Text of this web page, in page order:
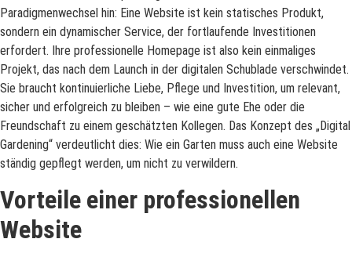
Paradigmenwechsel hin: Eine Website ist kein statisches Produkt,
sondern ein dynamischer Service, der fortlaufende Investitionen
erfordert. Ihre professionelle Homepage ist also kein einmaliges
Projekt, das nach dem Launch in der digitalen Schublade verschwindet.
Sie braucht kontinuierliche Liebe, Pflege und Investition, um relevant,
sicher und erfolgreich zu bleiben – wie eine gute Ehe oder die
Freundschaft zu einem geschätzten Kollegen. Das Konzept des „Digital
Gardening“ verdeutlicht dies: Wie ein Garten muss auch eine Website
ständig gepflegt werden, um nicht zu verwildern.
Vorteile einer professionellen
Website